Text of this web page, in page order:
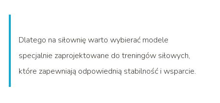
Dlatego na siłownię warto wybierać modele
specjalnie zaprojektowane do treningów siłowych,
które zapewniają odpowiednią stabilność i wsparcie.